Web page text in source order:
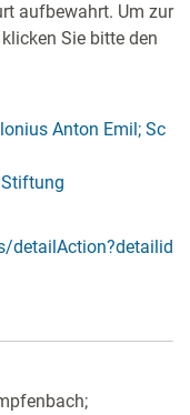
aufbewahrt. Um zur
Sie bitte den
Anton Emil; Sc
detailAction?detailid